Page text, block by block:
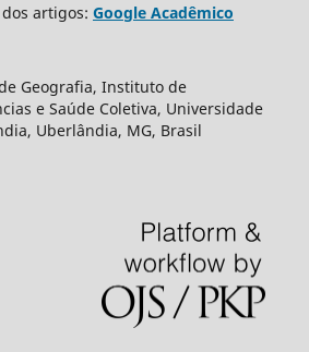
artigos: Google Acadêmico
Geografia, Instituto de
e Saúde Coletiva, Universidade
Uberlândia, MG, Brasil